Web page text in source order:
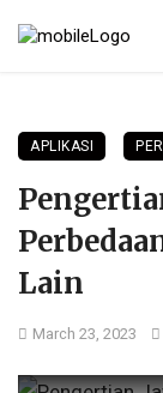
APLIKASI
Lain
March 23, 2023